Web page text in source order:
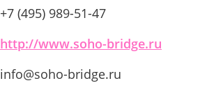
+7 (495) 989-51-47
http://www.soho-bridge.ru
info@soho-bridge.ru